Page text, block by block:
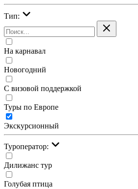
Тип:
На карнавал
Новогодний
С визовой поддержкой
Туры по Европе
Экскурсионный
Туроператор:
Дилижанс тур
Голубая птица